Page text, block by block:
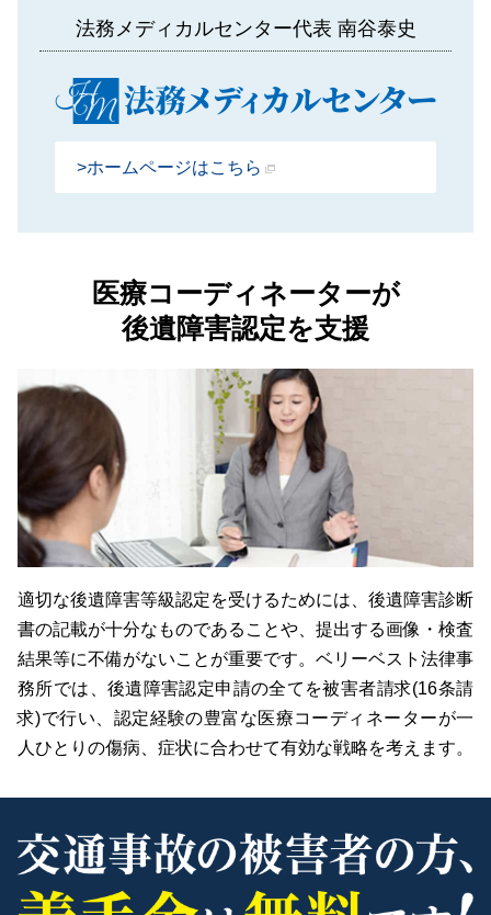
ホームページはこちら
法務メディカルセンター代表 南谷泰史
医療コーディネーターが
後遺障害認定を支援
適切な後遺障害等級認定を受けるためには、後遺障害診断
書の記載が十分なものであることや、提出する画像・検査
結果等に不備がないことが重要です。ベリーベスト法律事
務所では、後遺障害認定申請の全てを被害者請求(16条請
求)で行い、認定経験の豊富な医療コーディネーターが一
人ひとりの傷病、症状に合わせて有効な戦略を考えます。